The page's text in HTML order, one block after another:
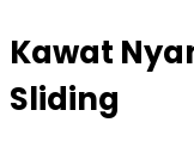
Kawat
Sliding